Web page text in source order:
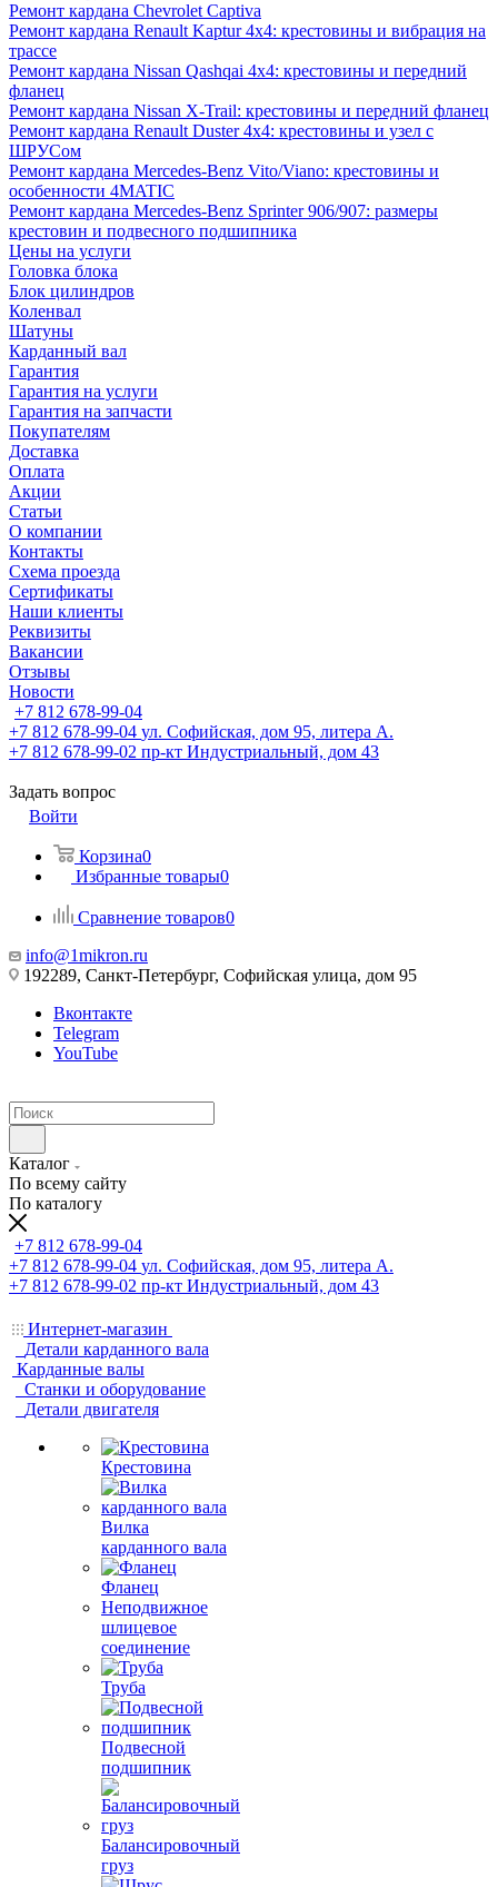
Ремонт кардана Chevrolet Captiva
Ремонт кардана Renault Kaptur 4x4: крестовины и вибрация на
трассе
Ремонт кардана Nissan Qashqai 4x4: крестовины и передний
фланец
Ремонт кардана Nissan X-Trail: крестовины и передний фланец
Ремонт кардана Renault Duster 4x4: крестовины и узел с
ШРУСом
Ремонт кардана Mercedes-Benz Vito/Viano: крестовины и
особенности 4MATIC
Ремонт кардана Mercedes-Benz Sprinter 906/907: размеры
крестовин и подвесного подшипника
Цены на услуги
Головка блока
Блок цилиндров
Коленвал
Шатуны
Карданный вал
Гарантия
Гарантия на услуги
Гарантия на запчасти
Покупателям
Доставка
Оплата
Акции
Статьи
О компании
Контакты
Схема проезда
Сертификаты
Наши клиенты
Реквизиты
Вакансии
Отзывы
Новости
+7 812 678-99-04
+7 812 678-99-04 ул. Софийская, дом 95, литера А.
+7 812 678-99-02 пр-кт Индустриальный, дом 43
Задать вопрос
Войти
Корзина0
Избранные товары0
Сравнение товаров0
info@1mikron.ru
192289, Санкт-Петербург, Софийская улица, дом 95
Вконтакте
Telegram
YouTube
Каталог
По всему сайту
По каталогу
+7 812 678-99-04
+7 812 678-99-04 ул. Софийская, дом 95, литера А.
+7 812 678-99-02 пр-кт Индустриальный, дом 43
Интернет-магазин
Детали карданного вала
Карданные валы
Станки и оборудование
Детали двигателя
Крестовина
Вилка
карданного вала
Фланец
Неподвижное
шлицевое
соединение
Труба
Подвесной
подшипник
Балансировочный
груз